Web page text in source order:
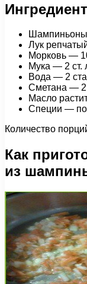
Лук
Морковь —
Мука — 2 ст.
Вода — 2
Сметана — 2
Масло
Специи — по
Количество
Как
из